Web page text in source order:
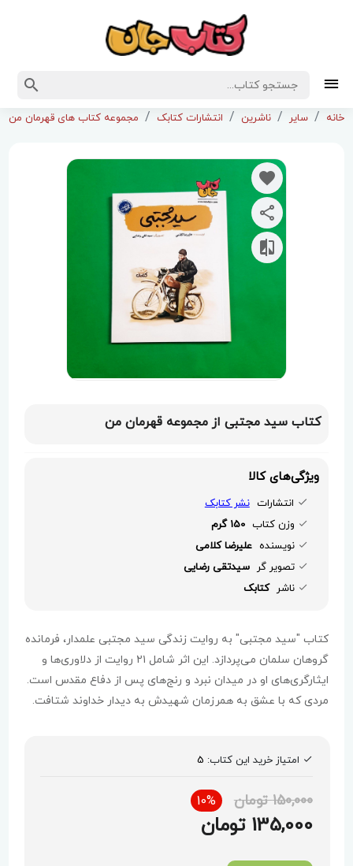
خانه سایر ناشرین انتشارات کتابک مجموعه کتاب های قهرمان من
کتاب سید مجتبی از مجموعه قهرمان من
ویژگی‌های کالا
انتشارات نشر کتابک
وزن کتاب 150 گرم
نویسنده علیرضا کلامی
تصویر گر سیدتقی رضایی
ناشر کتابک
کتاب "سید مجتبی" به روایت زندگی سید مجتبی علمدار، فرمانده
گروهان سلمان می‌پردازد. این اثر شامل ۲۱ روایت از دلاوری‌ها و
ایثارگری‌های او در میدان نبرد و رنج‌های پس از دفاع مقدس است.
مردی که با عشق به همرزمان شهیدش به دیدار خداوند شتافت.
امتیاز خرید این کتاب: 5
150,000 تومان 10%
135,000 تومان